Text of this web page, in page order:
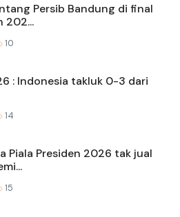
Persib Bandung di final
202...
10
: Indonesia takluk 0-3 dari
14
Piala Presiden 2026 tak jual
15